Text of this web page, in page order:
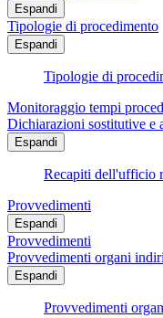
Espandi
Tipologie di procedimento
Espandi
Tipologie di
Monitoraggio tempi
Dichiarazioni sostitutive e
Espandi
Recapiti dell'ufficio
Provvedimenti
Espandi
Provvedimenti
Provvedimenti organi
Espandi
Provvedimenti